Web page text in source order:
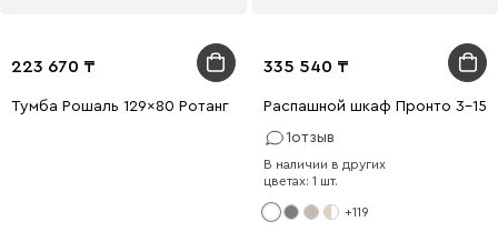
223 670
Тумба Рошаль 129x80 Ротанг
335 540
Распашной шкаф Пронто 3-
1отзыв
В наличии в других
цветах: 1 шт.
+119